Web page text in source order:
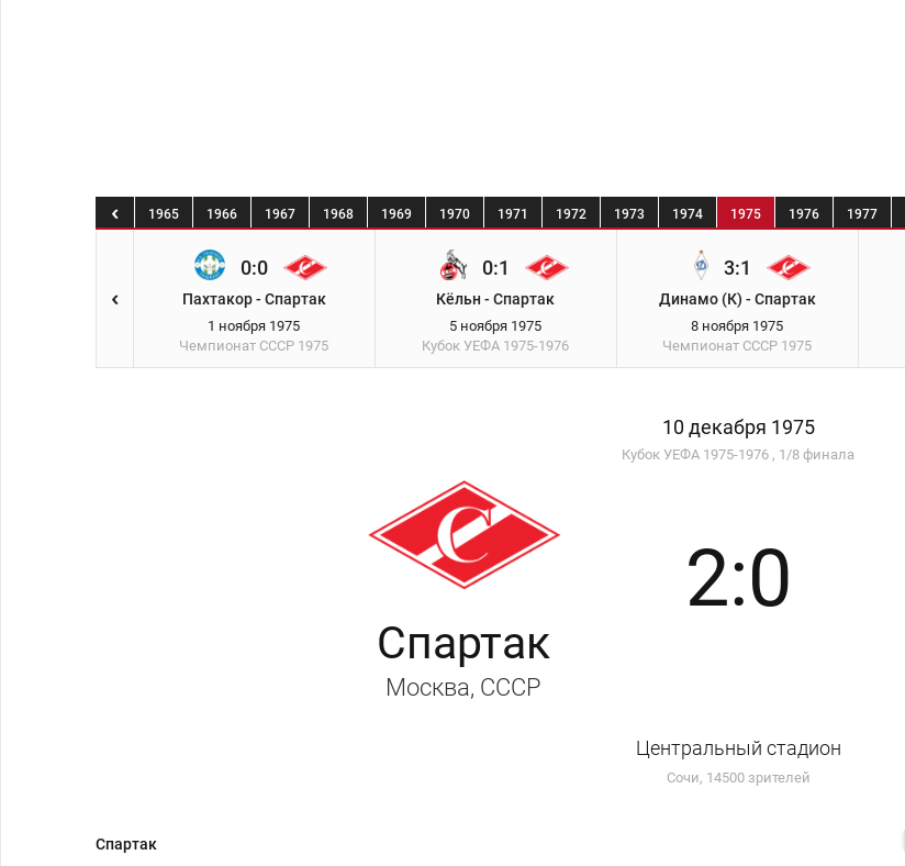
1964 1965 1966 1967 1968 1969 1970 1971 1972 1973 1974 1975 1976 1977
0:0
Пахтакор - Спартак
1 ноября 1975
Чемпионат СССР 1975
0:1
Кёльн - Спартак
5 ноября 1975
Кубок УЕФА 1975-1976
3:1
Динамо (К) - Спартак
8 ноября 1975
Чемпионат СССР 1975
10 декабря 1975
Кубок УЕФА 1975-1976 , 1/8 финала
Спартак
Москва, СССР
2:0
Центральный стадион
Сочи, 14500 зрителей
Спартак